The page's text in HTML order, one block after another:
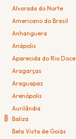
Alvorada do Norte
Americano do Brasil
Anhanguera
Anápolis
Aparecida do Rio Doce
Aragarças
Araguapaz
Arenópolis
Aurilândia
B Baliza
Bela Vista de Goiás